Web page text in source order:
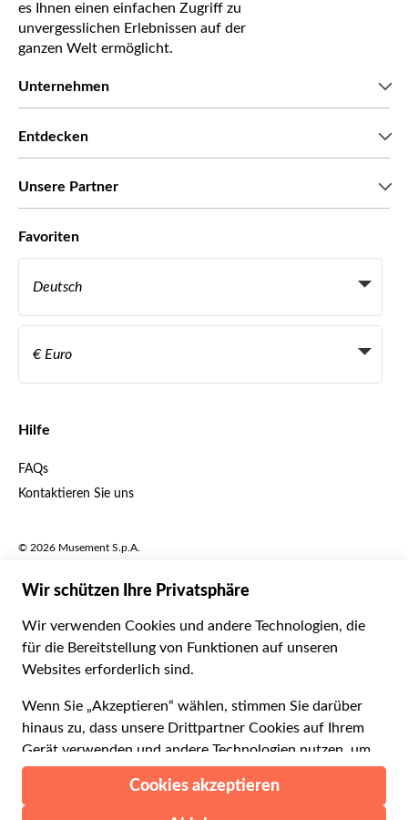
es Ihnen einen einfachen Zugriff zu
unvergesslichen Erlebnissen auf der
ganzen Welt ermöglicht.
Unternehmen
Entdecken
Unsere Partner
Werden Sie Anbieter
Become a Distribution Partner
Favoriten
Deutsch
Italiano
Français
Español
Português
Português BR
Nederlands
€ Euro
ARS Argentinischer Peso
.د.ب Bahrain-Dinar
R$ Brasilianischer Real
¥ Renminbi Yuan
COL$ Kolumbianischer Peso
₡ Costa-Rica-Colón
Esc Cabo-Verde-Escudo
Hilfe
FAQs
Kontaktieren Sie uns
Cookie-Verwendung Sitemap
© 2026 Musement S.p.A.
Online-Reiseagentur nº 170695
Gemacht mit in Mailand, Italien